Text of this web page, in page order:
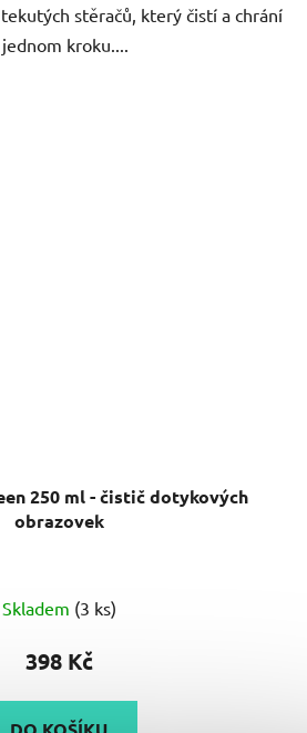
stěračů, který čistí a chrání
kroku....
250 ml - čistič dotykových
obrazovek
Skladem (3 ks)
398 Kč